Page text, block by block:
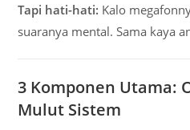
Tapi hati-hati: Kalo
suaranya mental. Sama kaya
3 Komponen Utama:
Mulut Sistem